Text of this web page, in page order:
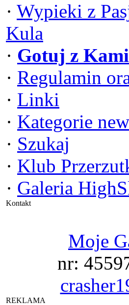
· Wypieki z
Kula
· Gotuj z
· Regulamin
· Linki
· Kategorie
· Szukaj
· Klub
· Galeria
Kontakt
Moje
nr:
REKLAMA